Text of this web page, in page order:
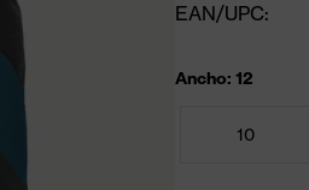
EAN/UPC:
Ancho: 12
10